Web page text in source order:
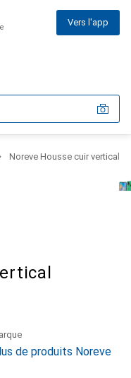
Vers l'app
Noreve Housse cuir vertical
de produits Noreve